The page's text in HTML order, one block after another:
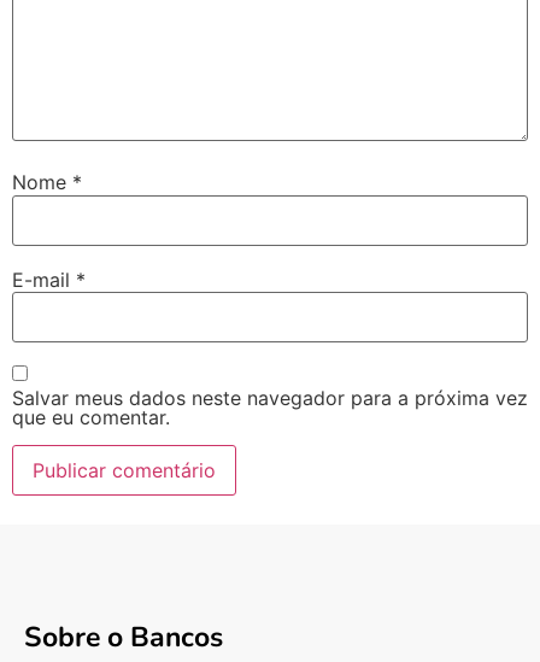
Nome *
E-mail *
Salvar meus dados neste navegador para a próxima vez
que eu comentar.
Sobre o Bancos